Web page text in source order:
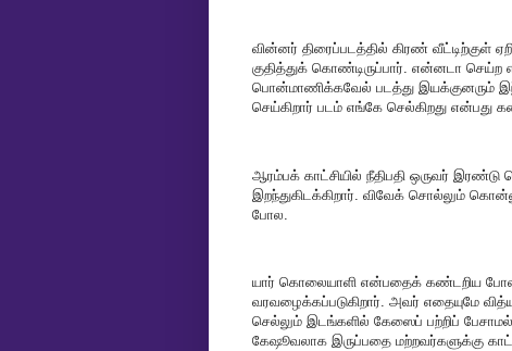
வின்னர் திரைப்படத்தில் கிரண் வீட்டிற்குள்
குதித்துக் கொண்டிருப்பார். என்னடா
பொன்மாணிக்கவேல் படத்து இயக்குனரும்
செய்கிறார் படம் எங்கே செல்கிறது என்பது
ஆரம்பக் காட்சியில் நீதிபதி ஒருவர் இரண்டு
இறந்துகிடக்கிறார். விவேக் சொல்லும்
போல.
யார் கொலையாளி என்பதைக் கண்டறிய
வரவழைக்கப்படுகிறார். அவர் எதையுமே
செல்லும் இடங்களில் கேஸைப் பற்றிப்
கேஷூவலாக இருப்பதை மற்றவர்களுக்கு